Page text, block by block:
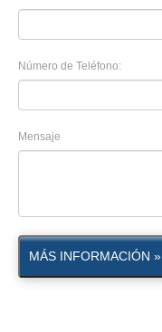
Número de Teléfono:
Mensaje
MÁS INFORMACIÓN »